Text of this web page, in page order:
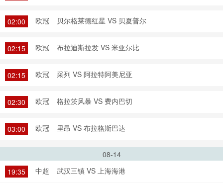
02:00 欧冠 贝尔格莱德红星 VS 贝夏普尔
02:15 欧冠 布拉迪斯拉发 VS 米亚尔比
02:15 欧冠 采列 VS 阿拉特阿美尼亚
02:30 欧冠 格拉茨风暴 VS 费内巴切
03:00 欧冠 里昂 VS 布拉格斯巴达
08-14
19:35
中超 武汉三镇 VS 上海海港